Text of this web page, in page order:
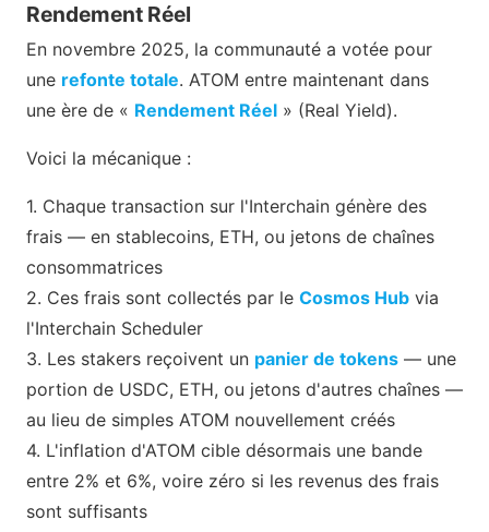
Rendement Réel
En novembre 2025, la communauté a votée pour
une refonte totale. ATOM entre maintenant dans
une ère de « Rendement Réel » (Real Yield).
Voici la mécanique :
1. Chaque transaction sur l'Interchain génère des
frais — en stablecoins, ETH, ou jetons de chaînes
consommatrices
2. Ces frais sont collectés par le Cosmos Hub via
l'Interchain Scheduler
3. Les stakers reçoivent un panier de tokens — une
portion de USDC, ETH, ou jetons d'autres chaînes —
au lieu de simples ATOM nouvellement créés
4. L'inflation d'ATOM cible désormais une bande
entre 2% et 6%, voire zéro si les revenus des frais
sont suffisants